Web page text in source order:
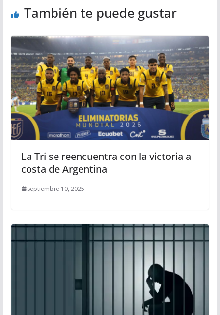
También te puede gustar
La Tri se reencuentra con la victoria a
costa de Argentina
septiembre 10, 2025